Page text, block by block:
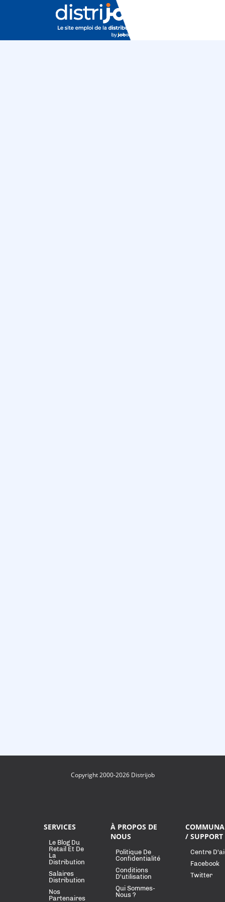
Copyright 2000-2026 Distrijob
SERVICES
Le Blog Du
Retail Et De
La
Distribution
Salaires
Distribution
Nos
Partenaires
À PROPOS DE
NOUS
Politique De
Confidentialité
Conditions
D'utilisation
Qui Sommes-
Nous ?
/ SUPPORT
Centre
Facebook
Twitter